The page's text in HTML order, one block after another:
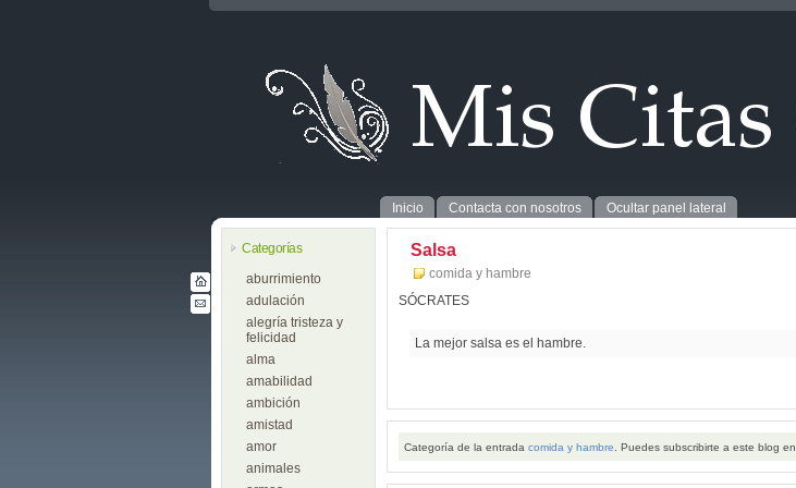
Inicio Contacta con nosotros Ocultar panel lateral
Categorías
aburrimiento
adulación
alegría tristeza y
felicidad
alma
amabilidad
ambición
amistad
amor
animales
Salsa
comida y hambre
SÓCRATES
La mejor salsa es el hambre.
Categoría de la entrada comida y hambre . Puedes subscribirte a este blog en